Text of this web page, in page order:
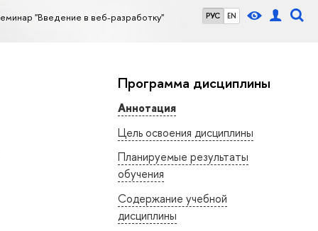
РУС EN
"Введение в веб-разработку"
Программа дисциплины
Аннотация
Цель освоения дисциплины
Планируемые результаты
обучения
Содержание учебной
дисциплины